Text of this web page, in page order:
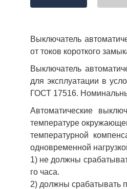
Выключатель
от токов короткого
Выключатель
для эксплуатации в
ГОСТ 17516.
Автоматические
температуре
температурной
одновременной
1) не должны
го часа.
2) должны срабатывать